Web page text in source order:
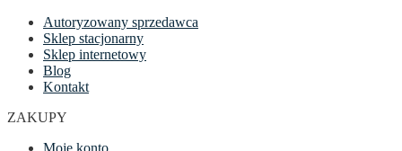
Autoryzowany sprzedawca
Sklep stacjonarny
Sklep internetowy
Blog
Kontakt
ZAKUPY
Moje konto